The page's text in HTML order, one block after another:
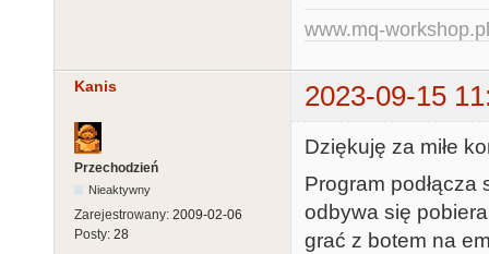
www.mq-workshop.pl
Kanis 2023-09-15
Przechodzień
Nieaktywny
Zarejestrowany: 2009-02-06
Posty: 28
Dziękuję za miłe
Program
odbywa się
grać z botem na